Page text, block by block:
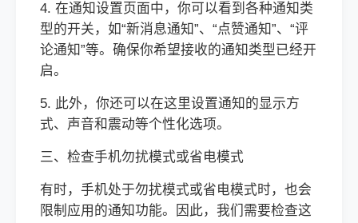
4. 在通知设置页面中，你可以看到各种通知类
型的开关，如“新消息通知”、“点赞通知”、“评
论通知”等。确保你希望接收的通知类型已经开
启。
5. 此外，你还可以在这里设置通知的显示方
式、声音和震动等个性化选项。
三、检查手机勿扰模式或省电模式
有时，手机处于勿扰模式或省电模式时，也会
限制应用的通知功能。因此，我们需要检查这